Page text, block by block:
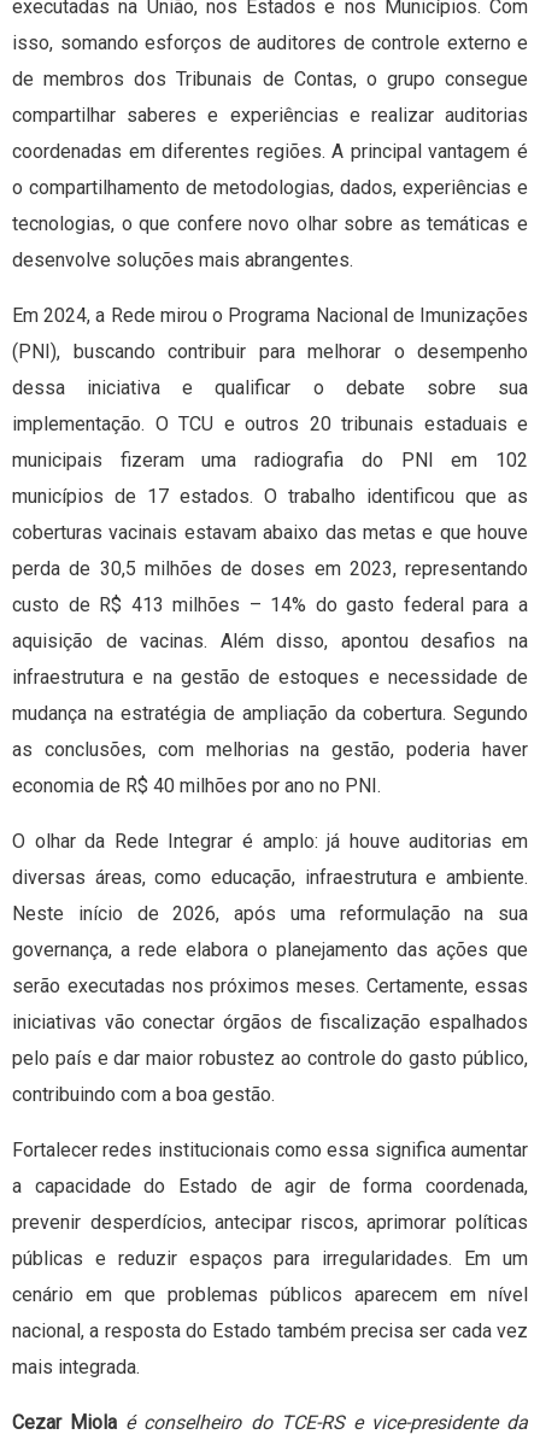
executadas na União, nos Estados e nos Municípios. Com
isso, somando esforços de auditores de controle externo e
de membros dos Tribunais de Contas, o grupo consegue
compartilhar saberes e experiências e realizar auditorias
coordenadas em diferentes regiões. A principal vantagem é
o compartilhamento de metodologias, dados, experiências e
tecnologias, o que confere novo olhar sobre as temáticas e
desenvolve soluções mais abrangentes.
Em 2024, a Rede mirou o Programa Nacional de Imunizações
(PNI), buscando contribuir para melhorar o desempenho
dessa iniciativa e qualificar o debate sobre sua
implementação. O TCU e outros 20 tribunais estaduais e
municipais fizeram uma radiografia do PNI em 102
municípios de 17 estados. O trabalho identificou que as
coberturas vacinais estavam abaixo das metas e que houve
perda de 30,5 milhões de doses em 2023, representando
custo de R$ 413 milhões – 14% do gasto federal para a
aquisição de vacinas. Além disso, apontou desafios na
infraestrutura e na gestão de estoques e necessidade de
mudança na estratégia de ampliação da cobertura. Segundo
as conclusões, com melhorias na gestão, poderia haver
economia de R$ 40 milhões por ano no PNI.
O olhar da Rede Integrar é amplo: já houve auditorias em
diversas áreas, como educação, infraestrutura e ambiente.
Neste início de 2026, após uma reformulação na sua
governança, a rede elabora o planejamento das ações que
serão executadas nos próximos meses. Certamente, essas
iniciativas vão conectar órgãos de fiscalização espalhados
pelo país e dar maior robustez ao controle do gasto público,
contribuindo com a boa gestão.
Fortalecer redes institucionais como essa significa aumentar
a capacidade do Estado de agir de forma coordenada,
prevenir desperdícios, antecipar riscos, aprimorar políticas
públicas e reduzir espaços para irregularidades. Em um
cenário em que problemas públicos aparecem em nível
nacional, a resposta do Estado também precisa ser cada vez
mais integrada.
Cezar Miola é conselheiro do TCE-RS e vice-presidente da